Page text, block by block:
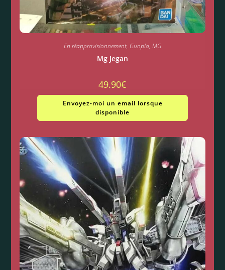
En réapprovisionnement, Gunpla, MG
Mg Jegan
49.90€
Envoyez-moi un email lorsque
disponible